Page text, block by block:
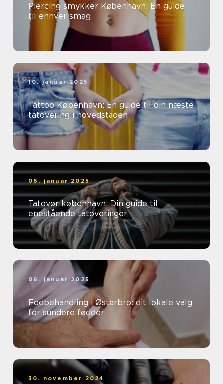
Piercing smykker København: En guide
til enhver smag
10. januar 2025
Tattoo København: En guide til din næste
tatovering i hovedstaden
06. januar 2025
Tatovør københavn: Din guide til
enestående tatoveringer
06. januar 2025
Fodbehandling i Østerbro: dit lokale valg
for sundere fødder
30. november 2024